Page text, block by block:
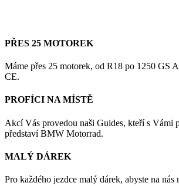
PŘES 25 MOTOREK
Máme přes 25 motorek, od R18 po 1250 GS
CE.
PROFÍCI NA MÍSTĚ
Akcí Vás provedou naši Guides, kteří s Vámi
představí BMW Motorrad.
MALÝ DÁREK
Pro každého jezdce malý dárek, abyste na nás